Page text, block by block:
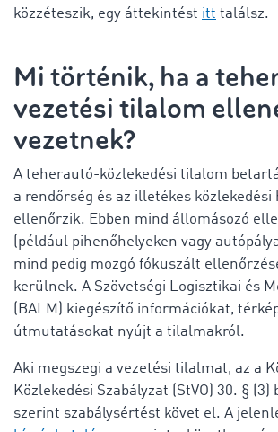
közzéteszik, egy áttekintést itt találsz.
Mi történik, ha a
vezetési tilalom
vezetnek?
A teherautó-közlekedési tilalom
a rendőrség és az illetékes közlekedési
ellenőrzik. Ebben mind állomásozó
(például pihenőhelyeken vagy
mind pedig mozgó fókuszált
kerülnek. A Szövetségi Logisztikai és
(BALM) kiegészítő információkat,
útmutatásokat nyújt a tilalmakról.
Aki megszegi a vezetési tilalmat, az a
Közlekedési Szabályzat (StVO) 30. § (3)
szerint szabálysértést követ el. A